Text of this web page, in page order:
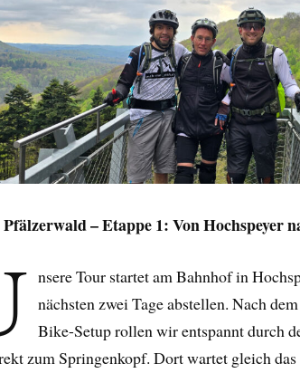
– Etappe 1: Von Hochspeyer
nsere Tour startet am Bahnhof in
nächsten zwei Tage abstellen. Nach
Bike-Setup rollen wir entspannt durch
zum Springenkopf. Dort wartet gleich